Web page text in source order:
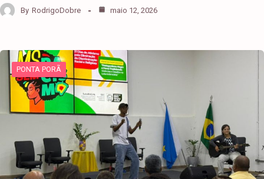
By RodrigoDobre maio 12, 2026
PONTA PORÃ